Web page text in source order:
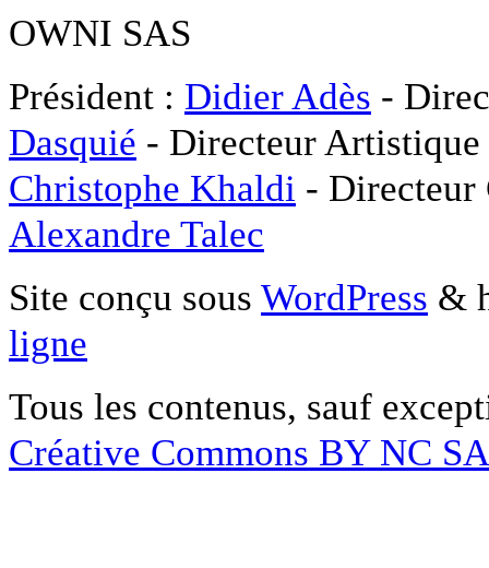
OWNI SAS
Président : Didier Adès -
Dasquié - Directeur
Christophe Khaldi -
Alexandre Talec
Site conçu sous WordPress &
ligne
Tous les contenus, sauf
Créative Commons BY NC SA